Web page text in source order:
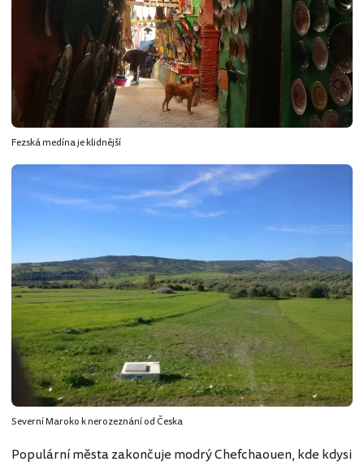
Fezská medína je klidnější
Severní Maroko k nerozeznání od Česka
Populární města zakončuje modrý Chefchaouen, kde kdysi